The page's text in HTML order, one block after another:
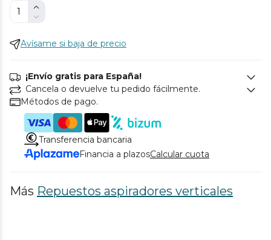
Avísame si baja de precio
¡Envío gratis para España!
Cancela o devuelve tu pedido fácilmente.
Métodos de pago.
Transferencia bancaria
Financia a plazosCalcular cuota
Más Repuestos aspiradores verticales